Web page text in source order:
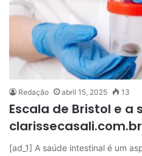
Redação abril 15, 2025 13
Escala de Bristol e
clarissecasali.com.br
[ad_1] A saúde intestinal é um